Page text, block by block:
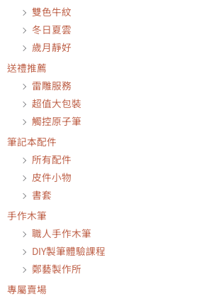
雙色牛紋
冬日夏雲
歲月靜好
送禮推薦
雷雕服務
超值大包裝
觸控原子筆
筆記本配件
所有配件
皮件小物
書套
手作木筆
職人手作木筆
DIY製筆體驗課程
鄭藝製作所
專屬賣場